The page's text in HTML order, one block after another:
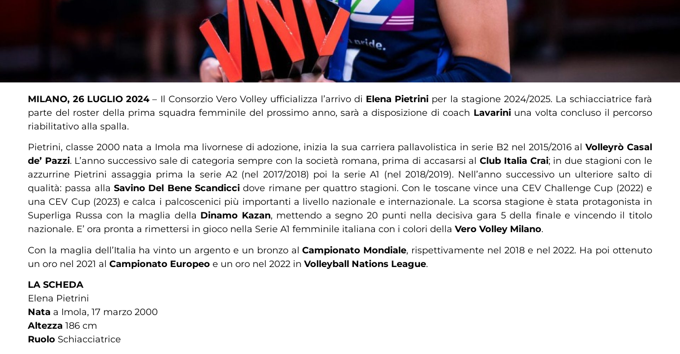
MILANO, 26 LUGLIO 2024– Il Consorzio Vero Volley ufficializza l’arrivo di Elena Pietrini per la stagione 2024/2025. La schiacciatrice farà
parte del roster della prima squadra femminile del prossimo anno, sarà a disposizione di coach Lavarini una volta concluso il percorso
riabilitativo alla spalla.
Pietrini, classe 2000 nata a Imola ma livornese di adozione, inizia la sua carriera pallavolistica in serie B2 nel 2015/2016 alVolleyrò Casal
de’ Pazzi. L’anno successivo sale di categoria sempre con la società romana, prima di accasarsi alClub Italia Crai; in due stagioni con le
azzurrine Pietrini assaggia prima la serie A2 (nel 2017/2018) poi la serie A1 (nel 2018/2019). Nell’anno successivo un ulteriore salto di
qualità: passa alla Savino Del Bene Scandicci dove rimane per quattro stagioni. Con le toscane vince una CEV Challenge Cup (2022) e
una CEV Cup (2023) e calca i palcoscenici più importanti a livello nazionale e internazionale. La scorsa stagione è stata protagonista in
Superliga Russa con la maglia della Dinamo Kazan, mettendo a segno 20 punti nella decisiva gara 5 della finale e vincendo il titolo
nazionale. E’ ora pronta a rimettersi in gioco nella Serie A1 femminile italiana con i colori della Vero Volley Milano.
Con la maglia dell’Italia ha vinto un argento e un bronzo alCampionato Mondiale, rispettivamente nel 2018 e nel 2022. Ha poi ottenuto
un oro nel 2021 al Campionato Europeo e un oro nel 2022 in Volleyball Nations League.
LA SCHEDA
Elena Pietrini
Nata a Imola, 17 marzo 2000
Altezza 186 cm
Ruolo Schiacciatrice